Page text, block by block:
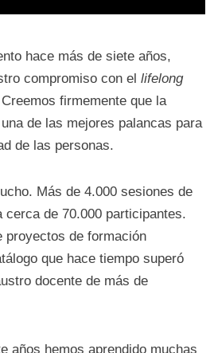
hace más de siete años,
compromiso con ellifelong
firmemente que la
de las mejores palancas para
de las personas.
Más de 4.000 sesiones de
cerca de 70.000 participantes.
proyectos de formación
que hace tiempo superó
docente de más de
años hemos aprendido muchas